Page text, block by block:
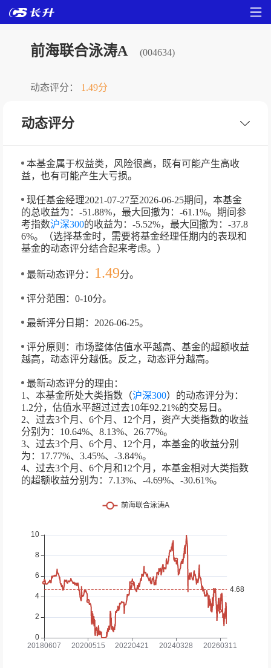
前海联合泳涛A (004634)
动态评分： 1.49分
动态评分
本基金属于权益类，风险很高，既有可能产生高收
益，也有可能产生大亏损。
现任基金经理2021-07-27至2026-06-25期间，本基金
的总收益为：-51.88%，最大回撤为：-61.1%。期间参
考指数沪深300的收益为：-5.52%，最大回撤为：-37.8
6%。（选择基金时，需要将基金经理任期内的表现和
基金的动态评分结合起来考虑。）
最新动态评分： 1.49分。
评分范围：0-10分。
最新评分日期：2026-06-25。
评分原则：市场整体估值水平越高、基金的超额收益
越高，动态评分越低。反之，动态评分越高。
最新动态评分的理由：
1、本基金所处大类指数（沪深300）的动态评分为：
1.2分，估值水平超过过去10年92.21%的交易日。
2、过去3个月、6个月、12个月，资产大类指数的收益
分别为：10.64%、8.13%、26.77%。
3、过去3个月、6个月、12个月，本基金的收益分别
为：17.77%、3.45%、-3.84%。
4、过去3个月、6个月和12个月，本基金相对大类指数
的超额收益分别为：7.13%、-4.69%、-30.61%。